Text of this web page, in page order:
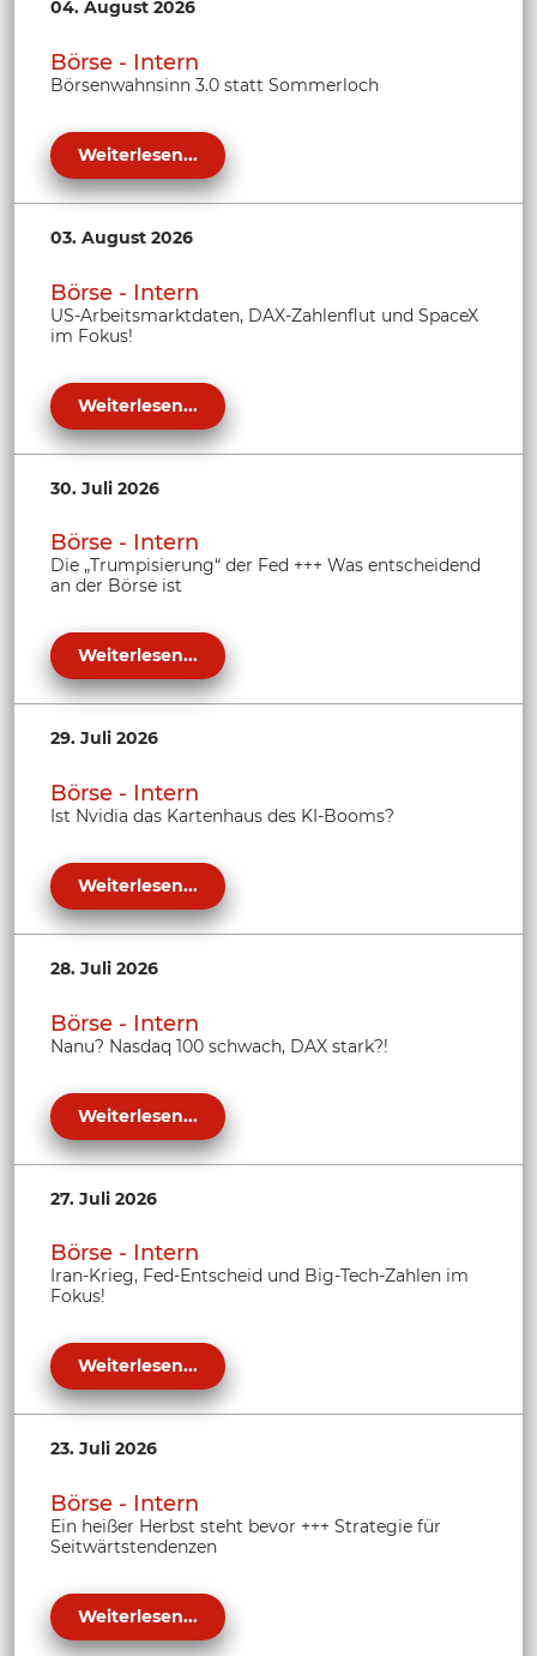
04. August 2026
Börse - Intern
Börsenwahnsinn 3.0 statt Sommerloch
Weiterlesen...
03. August 2026
Börse - Intern
US-Arbeitsmarktdaten, DAX-Zahlenflut und SpaceX
im Fokus!
Weiterlesen...
30. Juli 2026
Börse - Intern
Die „Trumpisierung“ der Fed +++ Was entscheidend
an der Börse ist
Weiterlesen...
29. Juli 2026
Börse - Intern
Ist Nvidia das Kartenhaus des KI-Booms?
Weiterlesen...
28. Juli 2026
Börse - Intern
Nanu? Nasdaq 100 schwach, DAX stark?!
Weiterlesen...
27. Juli 2026
Börse - Intern
Iran-Krieg, Fed-Entscheid und Big-Tech-Zahlen im
Fokus!
Weiterlesen...
23. Juli 2026
Börse - Intern
Ein heißer Herbst steht bevor +++ Strategie für
Seitwärtstendenzen
Weiterlesen...